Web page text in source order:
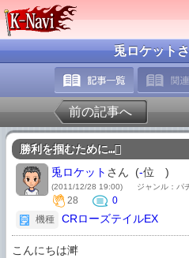
兎ロケット
前の記事へ
勝利を掴むために…
兎ロケット さん (-位 )
(2011/12/28 19:00) ジャンル：パ
28
0
機種
CRローズテイルEX
こんにちは溿